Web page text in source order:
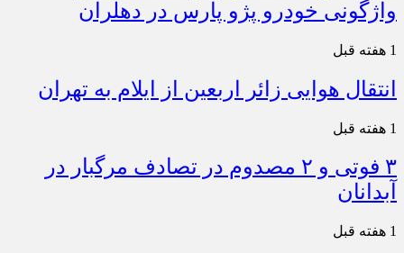
واژگونی خودرو پژو پارس در دهلران
1 هفته قبل
انتقال هوایی زائر اربعین از ایلام به تهران
1 هفته قبل
۳ فوتی و ۲ مصدوم در تصادف مرگبار در
آبدانان
1 هفته قبل